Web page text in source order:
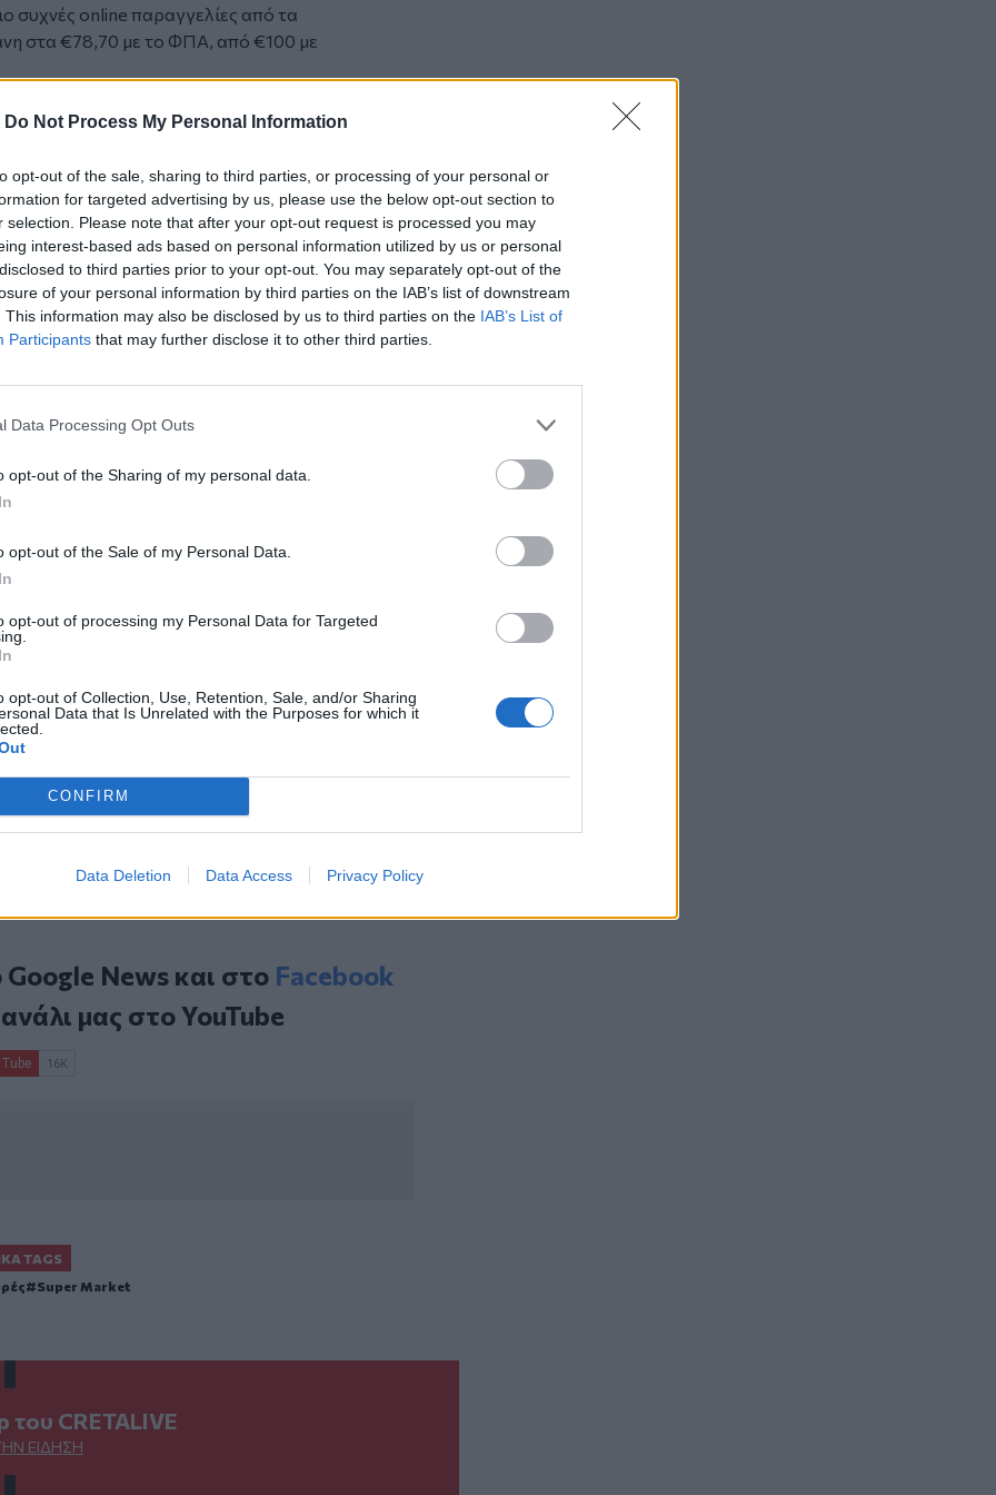
Do Not Process My Personal Information
opt-out of the sale, sharing to third parties, or processing of your personal or
for targeted advertising by us, please use the below opt-out section to
selection. Please note that after your opt-out request is processed you may
interest-based ads based on personal information utilized by us or personal
to third parties prior to your opt-out. You may separately opt-out of the
of your personal information by third parties on the IAB’s list of downstream
This information may also be disclosed by us to third parties on the IAB’s List of
Participants that may further disclose it to other third parties.
Data Processing Opt Outs
opt-out of the Sharing of my personal data.
opt-out of the Sale of my Personal Data.
opt-out of processing my Personal Data for Targeted
opt-out of Collection, Use, Retention, Sale, and/or Sharing
Data that Is Unrelated with the Purposes for which it
CONFIRM
Data Deletion Data Access Privacy Policy
συχνές online παραγγελίες από τα
στα €78,70 με το ΦΠΑ, από €100 με
περιέχει φρέσκα τρόφιμα,
η τάση του καταναλωτή να
της επιλογής των φρέσκων
τους, ήρθε για να μείνει στην
τρίμηνο του 2021 σημειώθηκε ρεκόρ,
από direct επισκέψεις,
με το 1ο τρίμηνο του 2020. Η
πλέον σχέση εμπιστοσύνης των
επιλογής τους.
μονάδων συγκριτικά με το
Δεκέμβριο) στις πωλήσεις που
και μια σημαντική αύξηση 5
που ήρθαν από οργανικά
Group, μέσω της πλατφόρμας της
βασικούς παίκτες της αγοράς και
με τα online super market.
στην ελληνική αγορά
και κατάργηση εισφορών
και Επιστρεπτέα 7: Ποιοι
Google Newsκαι στο Facebook
μας στοYouTube
TAGS
Super Market
του CRETALIVE
ΕΊΔΗΣΗ